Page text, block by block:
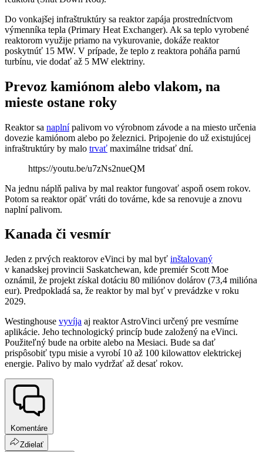
Do vonkajšej infraštruktúry sa reaktor zapája prostredníctvom
výmenníka tepla (Primary Heat Exchanger). Ak sa teplo vyrobené
reaktorom využije priamo na vykurovanie, dokáže reaktor
poskytnúť 15 MW. V prípade, že teplo z reaktora poháňa parnú
turbínu, vie dodať až 5 MW elektriny.
Prevoz kamiónom alebo vlakom, na
mieste ostane roky
Reaktor sa naplnípalivom vo výrobnom závode a na miesto určenia
dovezie kamiónom alebo po železnici. Pripojenie do už existujúcej
infraštruktúry by malo trvať maximálne tridsať dní.
https://youtu.be/u7zNs2nueQM
Na jednu náplň paliva by mal reaktor fungovať aspoň osem rokov.
Potom sa reaktor opäť vráti do továrne, kde sa renovuje a znovu
naplní palivom.
Kanada či vesmír
Jeden z prvých reaktorov eVinci by mal byť inštalovaný
v kanadskej provincii Saskatchewan, kde premiér Scott Moe
oznámil, že projekt získal dotáciu 80 miliónov dolárov (73,4 milióna
eur). Predpokladá sa, že reaktor by mal byť v prevádzke v roku
2029.
Westinghouse vyvíja aj reaktor AstroVinci určený pre vesmírne
aplikácie. Jeho technologický princíp bude založený na eVinci.
Použiteľný bude na orbite alebo na Mesiaci. Bude sa dať
prispôsobiť typu misie a vyrobí 10 až 100 kilowattov elektrickej
energie. Palivo by malo vydržať až desať rokov.
Komentáre
Zdielať